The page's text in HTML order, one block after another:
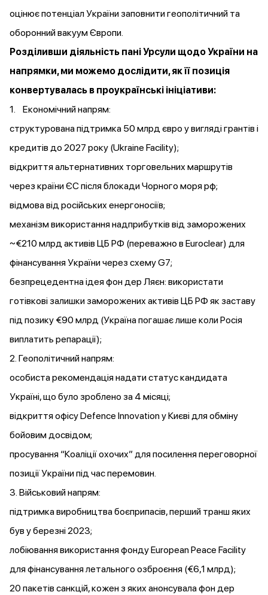
оцінює потенціал України заповнити геополітичний та
оборонний вакуум Європи.
Розділивши діяльність пані Урсули щодо України на
напрямки, ми можемо дослідити, як її позиція
конвертувалась в проукраїнські ініціативи:
1. Економічний напрям:
структурована підтримка 50 млрд євро у вигляді грантів і
кредитів до 2027 року (Ukraine Facility);
відкриття альтернативних торговельних маршрутів
через країни ЄС після блокади Чорного моря рф;
відмова від російських енергоносіїв;
механізм використання надприбутків від заморожених
~€210 млрд активів ЦБ РФ (переважно в Euroclear) для
фінансування України через схему G7;
безпрецедентна ідея фон дер Ляєн: використати
готівкові залишки заморожених активів ЦБ РФ як заставу
під позику €90 млрд (Українапогашаєлише коли Росія
виплатить репарації);
2. Геополітичний напрям:
особиста рекомендаціянадатистатус кандидата
Україні, що було зроблено за 4 місяці;
відкриття офісу Defence Innovation у Києві для обміну
бойовим досвідом;
просування “Коаліції охочих” для посилення переговорної
позиції України під час перемовин.
3. Військовий напрям:
підтримка виробництва боєприпасів, перший транш яких
був у березні 2023;
лобіювання використання фонду European Peace Facility
для фінансування летального озброєння (€6,1 млрд);
20 пакетів санкцій, кожен з яких анонсувалафон дер